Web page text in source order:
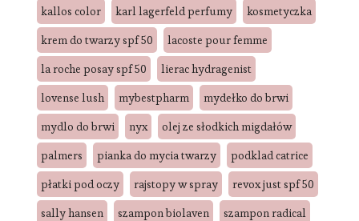
kallos color
karl lagerfeld perfumy
kosmetyczka
krem do twarzy spf 50
lacoste pour femme
la roche posay spf 50
lierac hydragenist
lovense lush
mybestpharm
mydełko do brwi
mydlo do brwi
nyx
olej ze słodkich migdałów
palmers
pianka do mycia twarzy
podklad catrice
płatki pod oczy
rajstopy w spray
revox just spf 50
sally hansen
szampon biolaven
szampon radical